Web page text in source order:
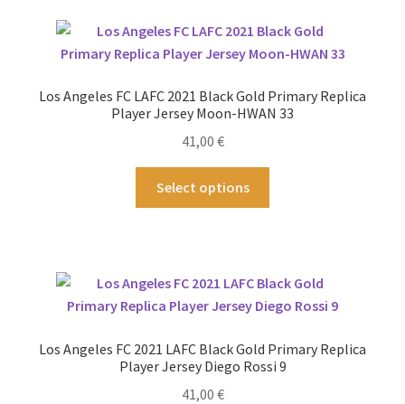
Los Angeles FC LAFC 2021 Black Gold Primary Replica
Player Jersey Moon-HWAN 33
41,00 €
Select options
auf.
Die
können
Los Angeles FC 2021 LAFC Black Gold Primary Replica
Player Jersey Diego Rossi 9
41,00 €